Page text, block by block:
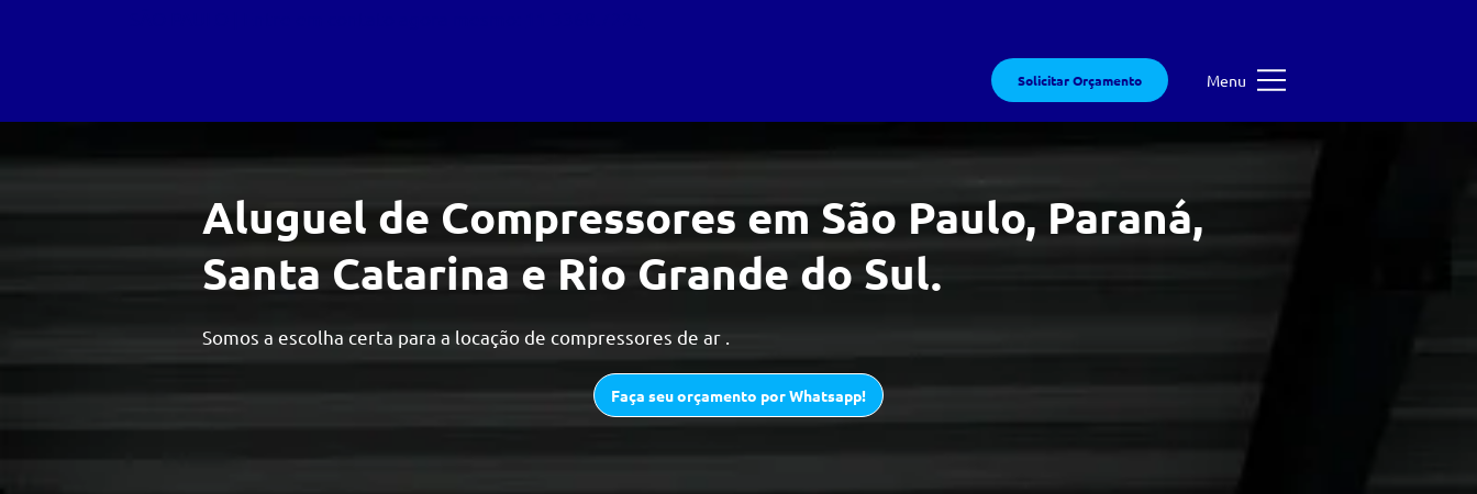
Solicitar Orçamento Menu
Aluguel de Compressores em São Paulo, Paraná,
Santa Catarina e Rio Grande do Sul.
Somos a escolha certa para a locação de compressores de ar .
Faça seu orçamento por Whatsapp!